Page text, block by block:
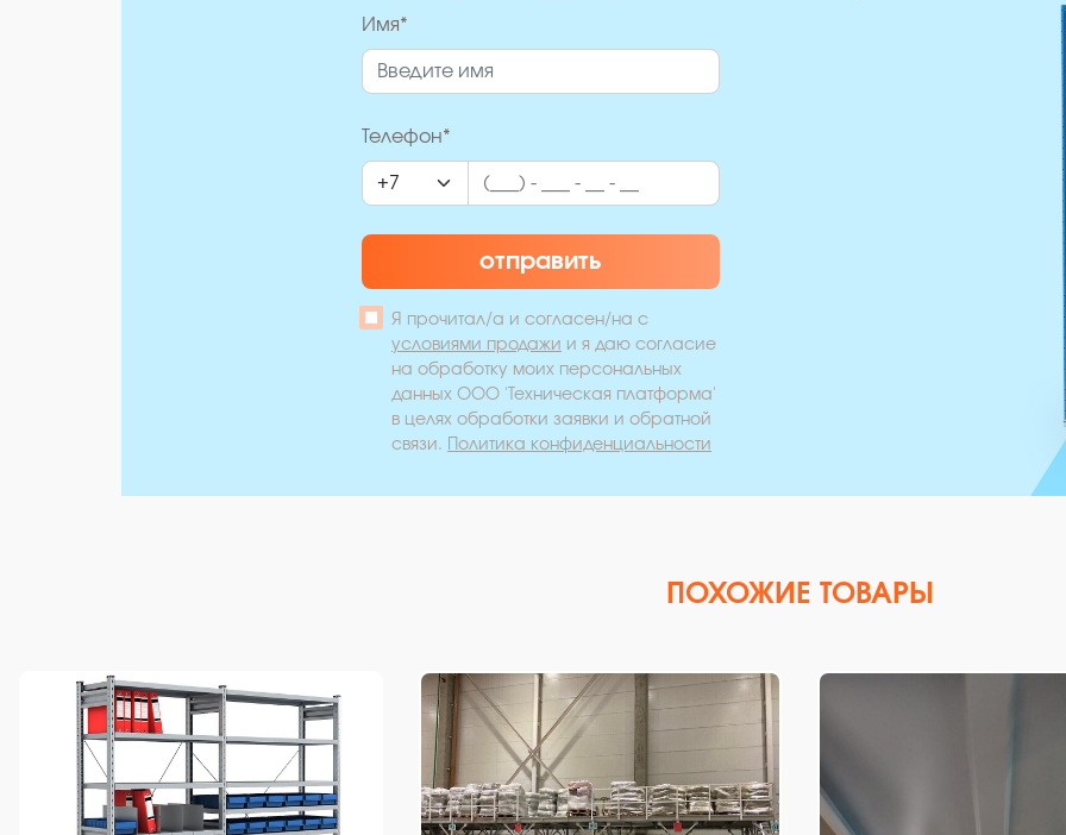
Имя*
Телефон*
отправить
Я прочитал/а и согласен/на с
условиями продажи и я даю согласие
на обработку моих персональных
данных ООО 'Техническая платформа'
в целях обработки заявки и обратной
связи.
Политика конфиденциальности
ПОХОЖИЕ ТОВАРЫ